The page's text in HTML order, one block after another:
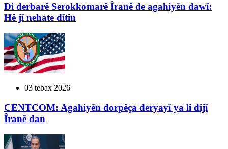
Di derbarê Serokkomarê Îranê de agahiyên dawî:
Hê jî nehate dîtin
03 tebax 2026
CENTCOM: Agahiyên dorpêça deryayî ya li dijî
Îranê dan